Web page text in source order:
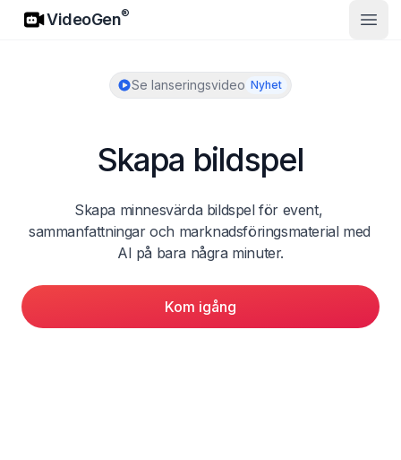
VideoGen
VideoGen®
Se lanseringsvideo Nyhet
Skapa bildspel
Skapa minnesvärda bildspel för event,
sammanfattningar och marknadsföringsmaterial med
AI på bara några minuter.
Kom igång